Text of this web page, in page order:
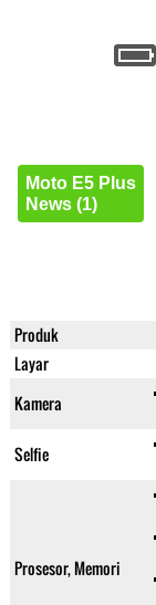
Moto E5 Plus
News (1)
Produk
Layar
Kamera
Selfie
Prosesor, Memori